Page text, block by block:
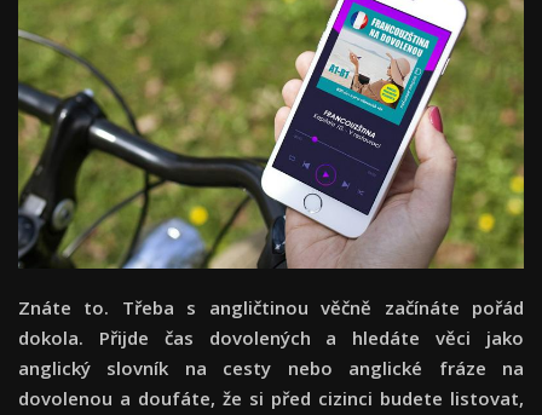
Znáte to. Třeba s angličtinou věčně začínáte pořád
dokola. Přijde čas dovolených a hledáte věci jako
anglický slovník na cesty nebo anglické fráze na
dovolenou a doufáte, že si před cizinci budete listovat,